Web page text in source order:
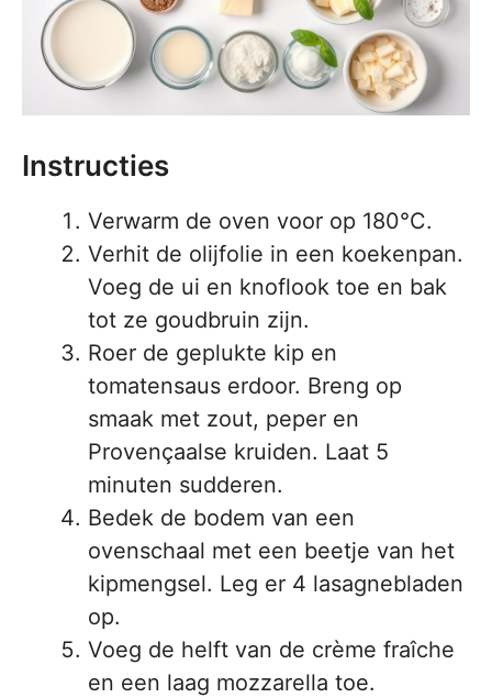
Instructies
Verwarm de oven voor op 180°C.
Verhit de olijfolie in een koekenpan.
Voeg de ui en knoflook toe en bak
tot ze goudbruin zijn.
Roer de geplukte kip en
tomatensaus erdoor. Breng op
smaak met zout, peper en
Provençaalse kruiden. Laat 5
minuten sudderen.
Bedek de bodem van een
ovenschaal met een beetje van het
kipmengsel. Leg er 4 lasagnebladen
op.
Voeg de helft van de crème fraîche
en een laag mozzarella toe.